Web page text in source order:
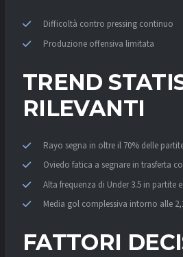
Difficoltà contro pressing continuo
Produzione offensiva limitata
TREND
RILEVANTI
Rayo segna in oltre il 70% delle
Oviedo fatica a segnare in trasferta
Alta frequenza di Under 3.5 in partite
Media gol complessiva intorno alle
FATTORI